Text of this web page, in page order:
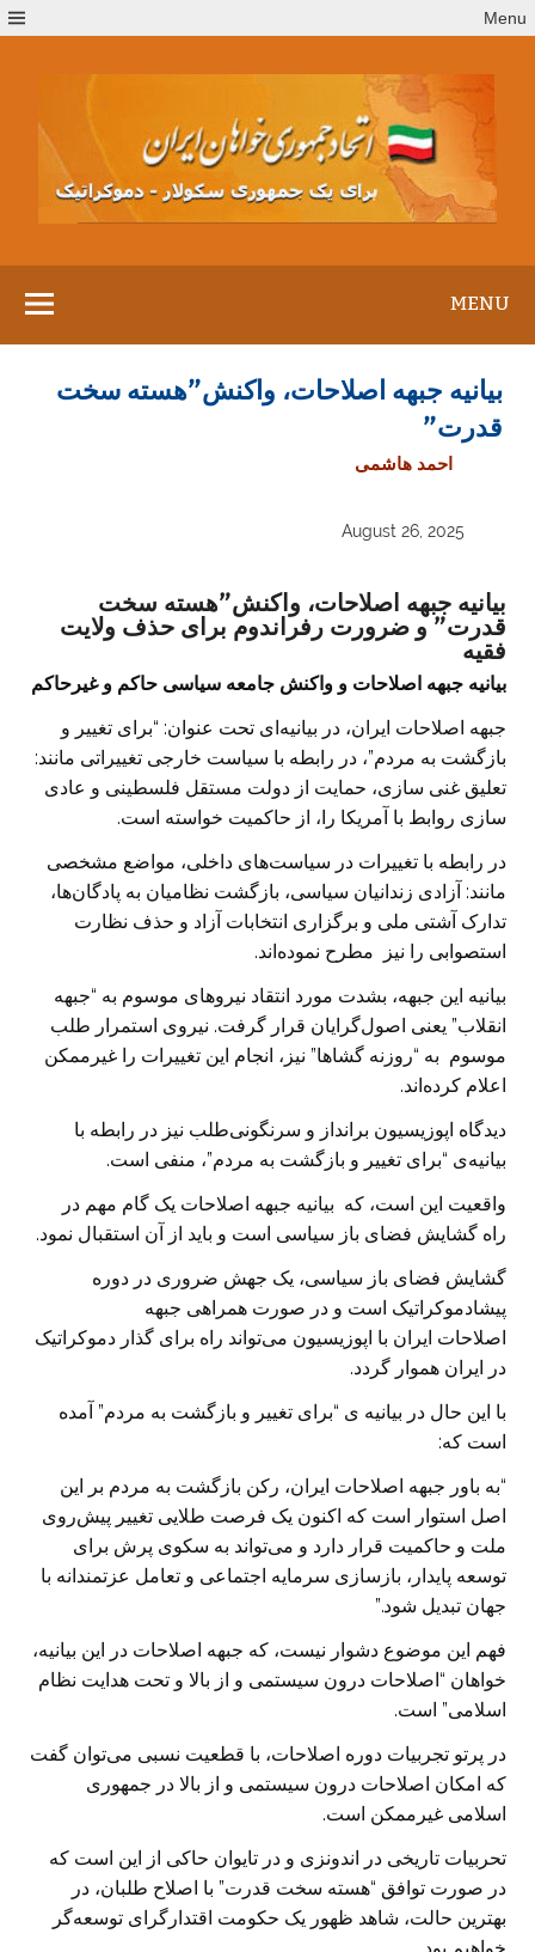
to
Menu
MENU
بیانیه جبهه اصلاحات، واکنش”هسته سخت
قدرت”
احمد هاشمی
August 26, 2025
بیانیه جبهه اصلاحات، واکنش”هسته سخت
قدرت” و ضرورت رفراندوم برای حذف ولایت
فقیه
بیانیه جبهه اصلاحات و واکنش جامعه سیاسی حاکم و غیرحاکم
جبهه اصلاحات ایران، در بیانیه‌ای تحت عنوان: “برای تغییر و
بازگشت به مردم”، در رابطه با سیاست خارجی تغییراتی مانند:
تعلیق غنی سازی، حمایت از دولت مستقل فلسطینی و عادی
سازی روابط با آمریکا را، از حاکمیت خواسته است.
در رابطه با تغییرات در سیاست‌های داخلی، مواضع مشخصی
مانند: آزادی زندانیان سیاسی، بازگشت نظامیان به پادگان‌ها،
تدارک آشتی ملی و برگزاری انتخابات آزاد و حذف نظارت
استصوابی را نیز مطرح نموده‌اند.
بیانیه این جبهه، بشدت مورد انتقاد نیروهای موسوم به “جبهه
انقلاب” یعنی اصول‌گرایان قرار گرفت. نیروی استمرار طلب
موسوم به “روزنه گشاها” نیز، انجام این تغییرات را غیر‌ممکن
اعلام کرده‌اند.
دیدگاه اپوزیسیون برانداز و سرنگونی‌طلب نیز در رابطه با
بیانیه‌ی “برای تغییر و بازگشت به مردم”، منفی است.
واقعیت این است، که بیانیه جبهه اصلاحات یک گام مهم در
راه گشایش فضای باز سیاسی است و باید از آن استقبال نمود.
گشایش فضای باز سیاسی، یک جهش ضروری در دوره
پیشادموکراتیک است و در صورت همراهی جبهه
اصلاحات ایران با اپوزیسیون می‌تواند راه برای گذار دموکراتیک
در ایران هموار گردد.
با این حال در بیانیه ی “برای تغییر و بازگشت به مردم” آمده
است که:
“به باور جبهه اصلاحات ایران، رکن بازگشت به مردم بر این
اصل استوار است که اکنون یک فرصت طلایی تغییر پیش‌روی
ملت و حاکمیت قرار دارد و می‌تواند به سکوی پرش برای
توسعه پایدار، بازسازی سرمایه اجتماعی و تعامل عزتمندانه با
جهان تبدیل شود.”
فهم این موضوع دشوار نیست، که جبهه اصلاحات در این بیانیه،
خواهان “اصلاحات درون سیستمی و از بالا و تحت هدایت نظام
اسلامی” است.
در پرتو تجربیات دوره اصلاحات، با قطعیت نسبی می‌توان گفت
که امکان اصلاحات درون سیستمی و از بالا در جمهوری
اسلامی غیرممکن است.
تحربیات تاریخی در اندونزی و در تایوان حاکی از این است که
در صورت توافق “هسته سخت قدرت” با اصلاح طلبان، در
بهترین حالت، شاهد ظهور یک حکومت اقتدارگرای توسعه‌گر